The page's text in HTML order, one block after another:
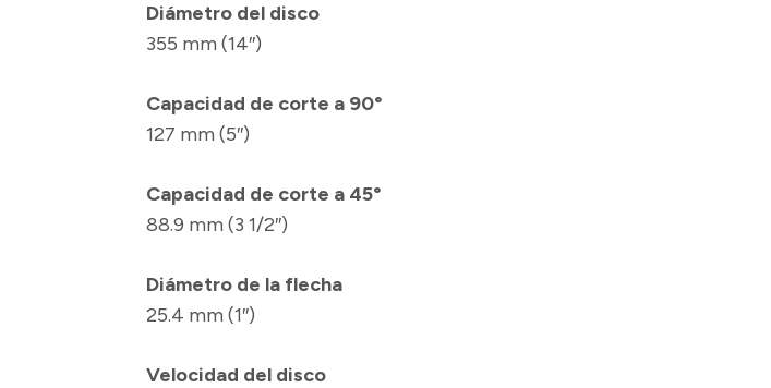
Diámetro del disco
355 mm (14″)
Capacidad de corte a 90°
127 mm (5″)
Capacidad de corte a 45°
88.9 mm (3 1/2″)
Diámetro de la flecha
25.4 mm (1″)
Velocidad del disco